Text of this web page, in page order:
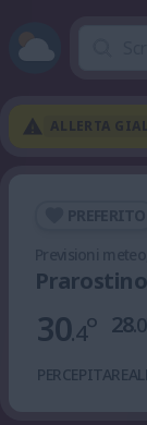
30.4°
PERCEPITA
28.0